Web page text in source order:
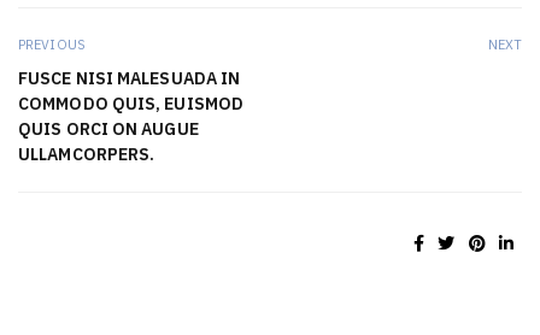
PREVIOUS
FUSCE NISI MALESUADA IN
COMMODO QUIS, EUISMOD
QUIS ORCI ON AUGUE
ULLAMCORPERS.
NEXT